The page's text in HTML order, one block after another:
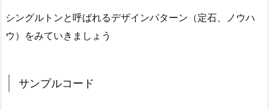
ト
ン
ー
シングルトンと呼ばれるデザインパターン（定石、ノウハ
ウ）をみていきましょう
サンプルコード